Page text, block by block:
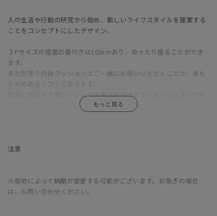
人の生活や行動の研究から始め、新しいライフスタイルを提案する
ことをコンセプトにしたデザイン。
２Pサイズの座面の奥行きは100cmあり、ゆったり座ることができ
ます。
また別売りの背クッションとご一緒にお使いいただくことで、背も
たれのあるソファになります。
生活に合わせて背クッションの置き方を変えてくおくつろぎくださ
ぴったりの一つをぜひ探してみてください。
注意
※張地によって納期が変更する可能がございます。お急ぎの場合
は、お問い合わせください。